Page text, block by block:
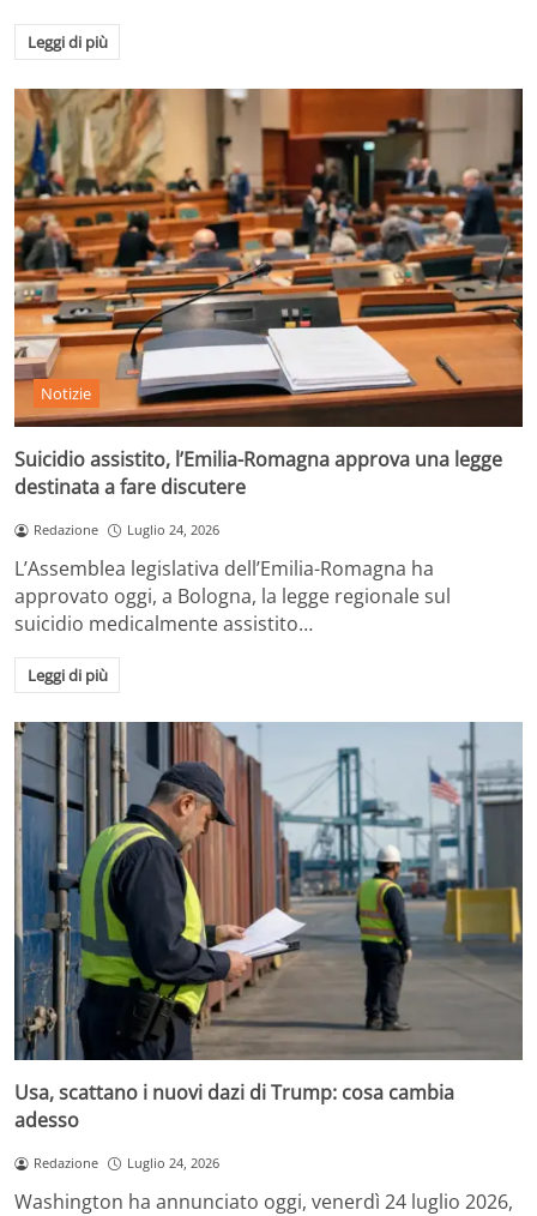
Leggi di più
Notizie
Suicidio assistito, l’Emilia-Romagna approva una legge
destinata a fare discutere
Redazione Luglio 24, 2026
L’Assemblea legislativa dell’Emilia-Romagna ha
approvato oggi, a Bologna, la legge regionale sul
suicidio medicalmente assistito…
Leggi di più
Usa, scattano i nuovi dazi di Trump: cosa cambia
adesso
Redazione Luglio 24, 2026
Washington ha annunciato oggi, venerdì 24 luglio 2026,